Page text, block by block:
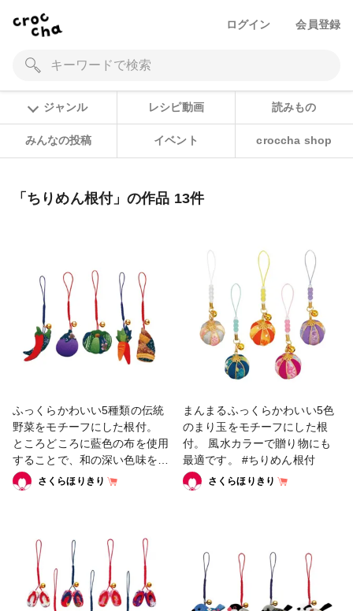
ログイン 会員登録
ジャンル レシピ動画 読みもの
みんなの投稿 イベント croccha shop
「ちりめん根付」の作品 13件
ふっくらかわいい5種類の伝統
野菜をモチーフにした根付。
ところどころに藍色の布を使用
することで、和の深い色味を楽
しめるデザインが特徴です。 #
ちりめん根付
さくらほりきり
まんまるふっくらかわいい5色
のまり玉をモチーフにした根
付。 風水カラーで贈り物にも
最適です。 #ちりめん根付
さくらほりきり